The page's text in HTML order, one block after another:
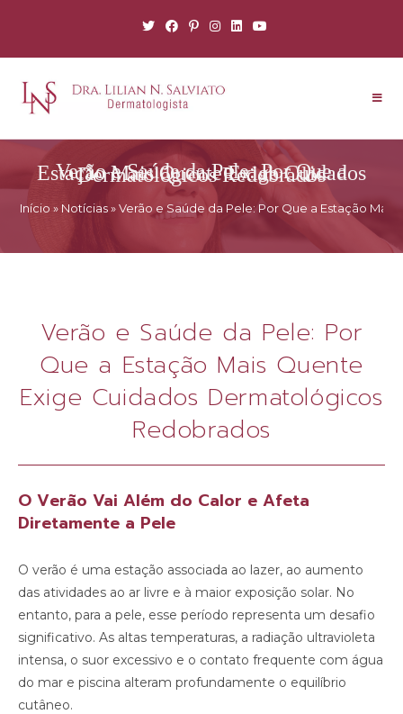
Verão e Saúde da Pele: Por Que a Estação Mais Quente Exige Cuidados Dermatológicos Redobrados
Início » Notícias»Verão e Saúde da Pele: Por Que a Estação
Verão e Saúde da Pele: Por
Que a Estação Mais Quente
Exige Cuidados Dermatológicos
Redobrados
O Verão Vai Além do Calor e Afeta
Diretamente a Pele
O verão é uma estação associada ao lazer, ao aumento
das atividades ao ar livre e à maior exposição solar. No
entanto, para a pele, esse período representa um desafio
significativo. As altas temperaturas, a radiação ultravioleta
intensa, o suor excessivo e o contato frequente com água
do mar e piscina alteram profundamente o equilíbrio
cutâneo.